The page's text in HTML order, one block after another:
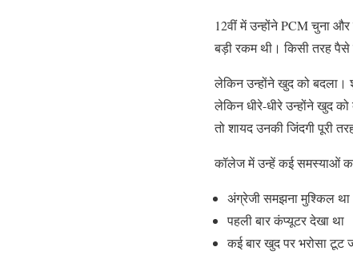
12वीं में उन्होंने PCM चुना
बड़ी रकम थी। किसी तरह
लेकिन उन्होंने खुद को
लेकिन धीरे-धीरे उन्होंने खुद
तो शायद उनकी जिंदगी पूरी
कॉलेज में उन्हें कई समस्याओं
अंग्रेजी समझना मुश्किल था
पहली बार कंप्यूटर देखा था
कई बार खुद पर भरोसा टूट